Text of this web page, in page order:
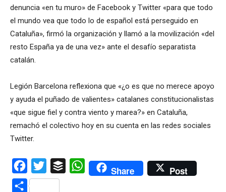
denuncia «en tu muro» de Facebook y Twitter «para que todo
el mundo vea que todo lo de español está perseguido en
Cataluña», firmó la organización y llamó a la movilización «del
resto España ya de una vez» ante el desafío separatista
catalán.
Legión Barcelona reflexiona que «¿o es que no merece apoyo
y ayuda el puñado de valientes» catalanes constitucionalistas
«que sigue fiel y contra viento y marea?» en Cataluña,
remachó el colectivo hoy en su cuenta en las redes sociales
Twitter.
Facebook
Twitter Buffer WhatsAppShare Post
Compartir